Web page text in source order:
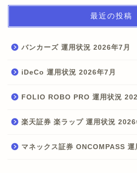
最近の投稿
バンカーズ 運用状況 2026年7月
iDeCo 運用状況 2026年7月
FOLIO ROBO PRO 運用状況
楽天証券 楽ラップ 運用状況 2026
マネックス証券 ONCOMPASS 運